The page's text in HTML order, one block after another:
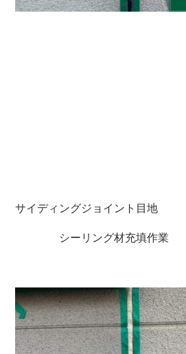
サイディングジョイント目地
シーリング材充填作業